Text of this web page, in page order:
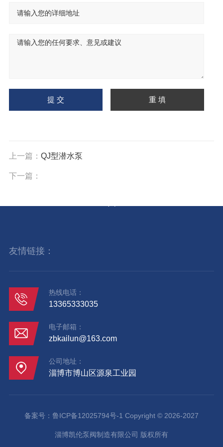
上一篇： QJ型潜水泵
下一篇：
友情链接：
热线电话：
13365333035
电子邮箱：
zbkailun@163.com
公司地址：
淄博市博山区源泉工业园
备案号： 鲁ICP备12025794号-1 Copyright © 2026-2027
淄博凯伦泵阀制造有限公司 版权所有